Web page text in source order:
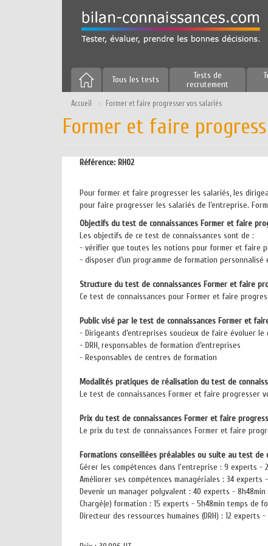
Tous les tests
Tests de
recrutement
Accueil Former et faire progresser vos salariés
Former et faire
Référence: RH02
Pour former et faire progresser les salariés, les
pour faire progresser les salariés de l’entreprise.
Objectifs du test de connaissances Former et faire
Les objectifs de ce test de connaissances sont de :
- vérifier que toutes les notions pour former et faire
- disposer d’un programme de formation
Structure du test de connaissances Former et faire
Ce test de connaissances pour Former et faire
Public visé par le test de connaissances Former et
- Dirigeants d’entreprises soucieux de faire évoluer
- DRH, responsables de formation d’entreprises
- Responsables de centres de formation
Modalités pratiques de réalisation du test de
Le test de connaissances Former et faire progresser
Prix du test de connaissances Former et faire
Le prix du test de connaissances Former et faire
Formations conseillées préalables ou suite au test
Gérer les compétences dans l'entreprise : 9 experts -
Améliorer ses compétences managériales : 34
Devenir un manager polyvalent : 40 experts -
Chargé(e) formation : 15 experts - 5h48min temps de
Directeur des ressources humaines (DRH) : 12